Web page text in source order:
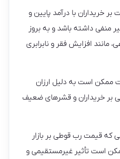
خریداران با درآمد پایین و
منفی داشته باشد و به بروز
مانند افزایش فقر و نابرابری
ممکن است به دلیل ارزان
بر خریداران و قشرهای ضعیف
که قیمت رب قوطی بر بازار
است تأثیر غیرمستقیمی و